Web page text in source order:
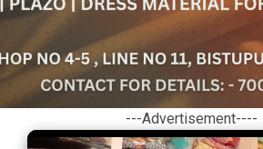
---Advertisement----